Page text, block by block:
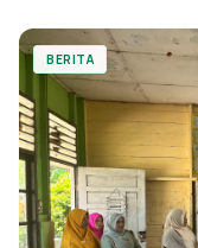
BERITA